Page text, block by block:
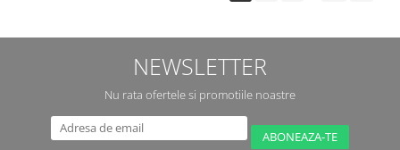
NEWSLETTER
Nu rata ofertele si promotiile noastre